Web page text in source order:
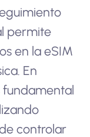
permite
en la eSIM
En
fundamental
controlar